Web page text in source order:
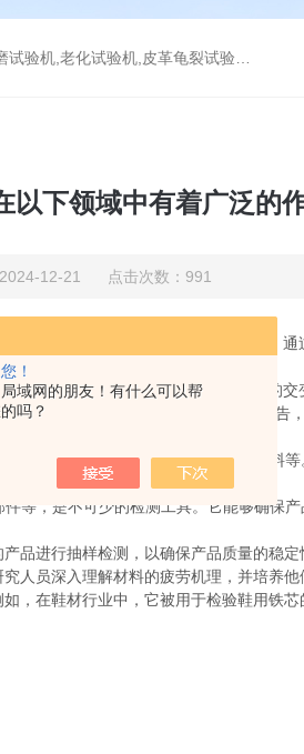
！
域网的朋友！有什么可以帮
吗？
往复拉动试验机,万能磨耗试验机,DIN耐磨试验机
以下领域中有着广泛的
2024-12-21 点击次数：991
载，从而评估其抗疲劳能力和耐久性。
验机上，通过加载系统施加周期性的
件记录和处理试验数据，生成试验报告
性能，包括金属、合金以及复合材料
，是不可少的检测工具。它能够确保
进行抽样检测，以确保产品质量的稳
员深入理解材料的疲劳机理，并培养他
在鞋材行业中，它被用于检验鞋用铁